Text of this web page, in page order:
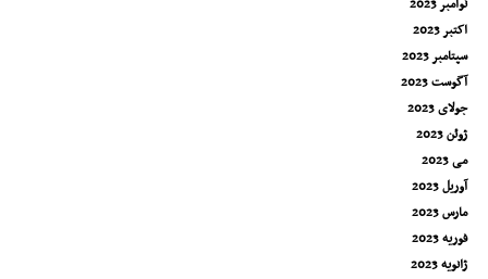
نوامبر 2023
اکتبر 2023
سپتامبر 2023
آگوست 2023
جولای 2023
ژوئن 2023
می 2023
آوریل 2023
مارس 2023
فوریه 2023
ژانویه 2023